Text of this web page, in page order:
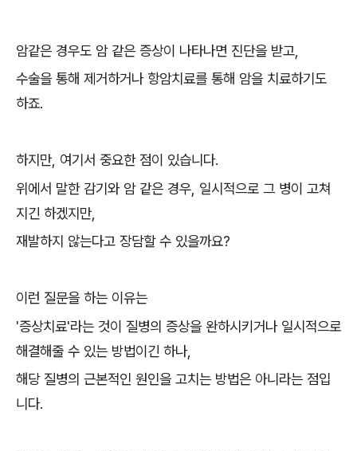
암같은 경우도 암 같은 증상이 나타나면 진단을 받고,
수술을 통해 제거하거나 항암치료를 통해 암을 치료하기도
하죠.
하지만, 여기서 중요한 점이 있습니다.
위에서 말한 감기와 암 같은 경우, 일시적으로 그 병이 고쳐
지긴 하겠지만,
재발하지 않는다고 장담할 수 있을까요?
이런 질문을 하는 이유는
'증상치료'라는 것이 질병의 증상을 완하시키거나 일시적으로
해결해줄 수 있는 방법이긴 하나,
해당 질병의 근본적인 원인을 고치는 방법은 아니라는 점입
니다.